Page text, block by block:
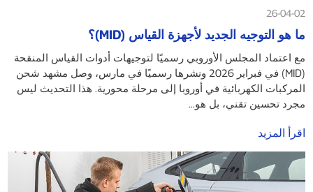
26-04-02
ما هو التوجيه الجديد لأجهزة القياس (MID)؟
مع اعتماد المجلس الأوروبي رسميًا لتوجيهات أدوات القياس المنقحة
(MID) في فبراير 2026 ونشرها رسميًا في مارس، وصل مشهد شحن
المركبات الكهربائية في أوروبا إلى مرحلة محورية. هذا التحديث ليس
مجرد تحسين تقني، بل هو...
اقرأ المزيد